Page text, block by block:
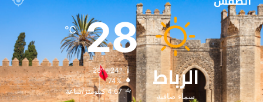
الرباط
سماء صافية
28
℃
28º - 24º
74%
4.67 كيلومتر/ساعة